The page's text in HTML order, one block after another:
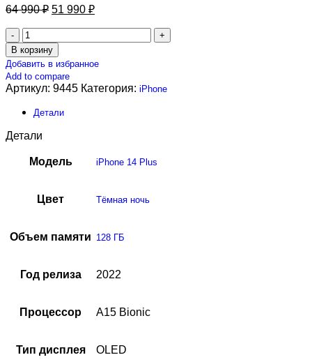
64 990₽ 51 990 ₽
В корзину
Добавить в избранное
Add to compare
Артикул: 9445 Категория: iPhone
Детали
Детали
Модель iPhone 14 Plus
Цвет Тёмная ночь
Объем памяти 128 ГБ
Год релиза 2022
Процессор A15 Bionic
Тип дисплея OLED